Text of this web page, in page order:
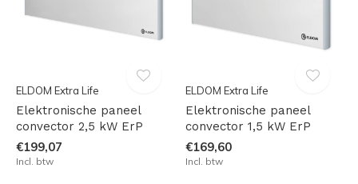
ELDOM Extra Life
Elektronische paneel
convector 2,5 kW ErP
€199,07
Incl. btw
ELDOM Extra Life
Elektronische paneel
convector 1,5 kW ErP
€169,60
Incl. btw